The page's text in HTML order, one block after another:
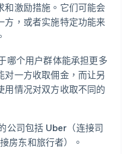
和激励措施。它们可能会
方，或者实施特定功能来
哪个用户群体能承担更多
对一方收取佣金，而让另
用情况对双方收取不同的
公司包括 Uber（连接司
房东和旅行者）。